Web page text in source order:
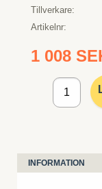
Tillverkare
Artikelnr
1 008
Lägg i
INFORMATION